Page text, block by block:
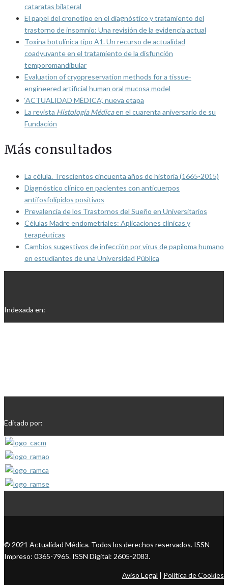
cataratas bilateral
El papel del cronotipo en el diagnóstico y tratamiento del
trastorno de insomnio: Una revisión de la evidencia actual
Toxina botulínica tipo A1. Un recurso de actualidad
coadyuvante en el tratamiento de la disfunción
temporomandibular
Evaluation of cryopreservation methods for a tissue-
engineered artificial human oral mucosa model
‘ACTUALIDAD MÉDICA’, nueva etapa
La revista Histología Médicaen el cuarenta aniversario de su
Fundación
Más consultados
La célula. Trescientos cincuenta años de historia (1665-2015)
Diagnóstico clínico en pacientes con anticuerpos
antifosfolípidos positivos
Prevalencia de los Trastornos del Sueño en Universitarios
Células Madre endometriales: Aplicaciones clínicas y
terapéuticas
Cambios sugestivos de infección por virus de papiloma humano
en estudiantes de una Universidad Pública
Indexada en:
Editado por:
© 2021 Actualidad Médica. Todos los derechos reservados. ISSN
Impreso: 0365-7965. ISSN Digital: 2605-2083.
Aviso Legal | Política de Cookies